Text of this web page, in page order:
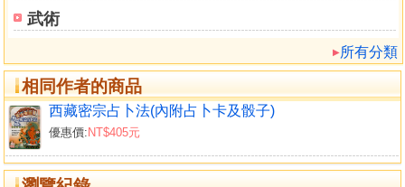
武術
所有分類
相同作者的商品
西藏密宗占卜法(內附占卜卡及骰子)
優惠價: NT$405元
無雲晴空
大日光輝
明星閃耀
黃金大地
金剛聲音
明燈
添油
死魔